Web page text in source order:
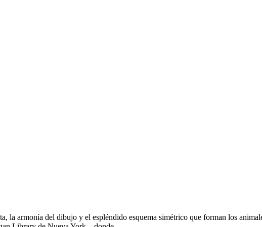
la armonía del dibujo y el espléndido esquema simétrico que forman los